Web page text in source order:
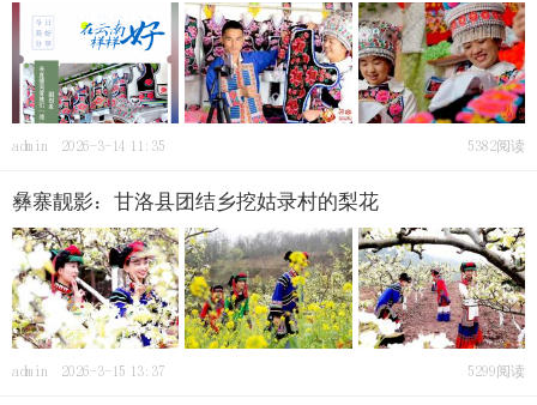
admin 2026-3-14 11:35 5382阅读
彝寨靓影：甘洛县团结乡挖姑录村的梨花
admin 2026-3-15 13:37 5299阅读